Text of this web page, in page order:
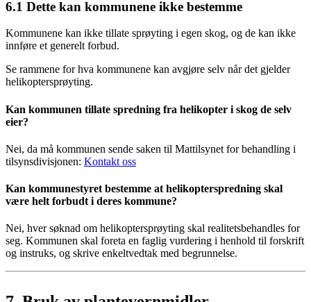
6.1 Dette kan kommunene ikke bestemme
Kommunene kan ikke tillate sprøyting i egen skog, og de kan ikke
innføre et generelt forbud.
Se rammene for hva kommunene kan avgjøre selv når det gjelder
helikoptersprøyting.
Kan kommunen tillate spredning fra helikopter i skog de selv
eier?
Nei, da må kommunen sende saken til Mattilsynet for behandling i
tilsynsdivisjonen: Kontakt oss
Kan kommunestyret bestemme at helikopterspredning skal
være helt forbudt i deres kommune?
Nei, hver søknad om helikoptersprøyting skal realitetsbehandles for
seg. Kommunen skal foreta en faglig vurdering i henhold til forskrift
og instruks, og skrive enkeltvedtak med begrunnelse.